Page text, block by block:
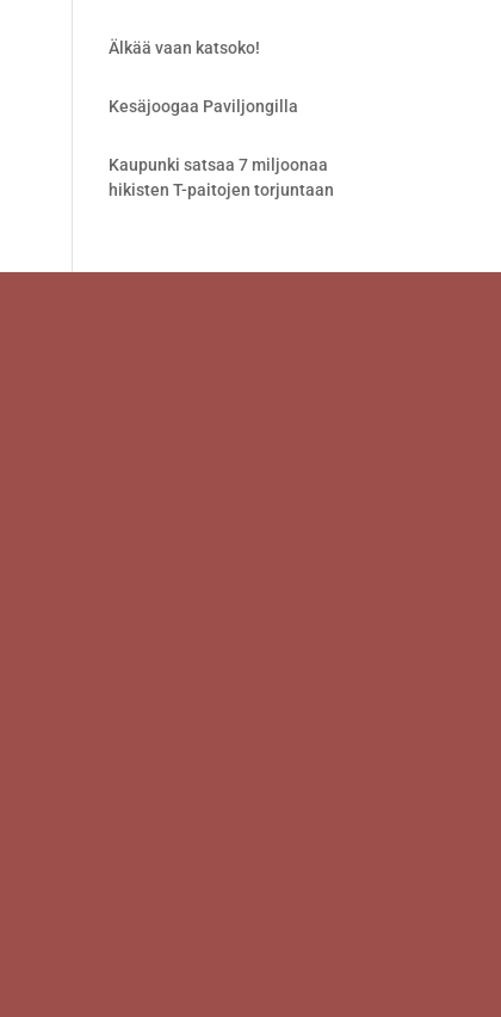
Älkää vaan katsoko!
Kesäjoogaa Paviljongilla
Kaupunki satsaa 7 miljoonaa
hikisten T-paitojen torjuntaan